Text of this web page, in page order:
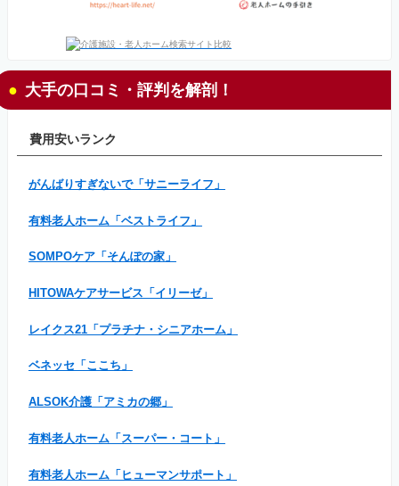
大手の口コミ・評判を解剖！
費用安いランク
がんばりすぎないで「サニーライフ」
有料老人ホーム「ベストライフ」
SOMPOケア「そんぽの家」
HITOWAケアサービス「イリーゼ」
レイクス21「プラチナ・シニアホーム」
ベネッセ「ここち」
ALSOK介護「アミカの郷」
有料老人ホーム「スーパー・コート」
有料老人ホーム「ヒューマンサポート」